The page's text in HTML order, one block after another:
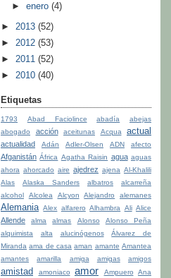
►enero(4)
► 2013 (52)
► 2012 (53)
► 2011 (52)
► 2010 (40)
Etiquetas
1793 Abad Faciolince abadía
abejas
abogado
acción aceitunas Acqua actual
actualidad Adán Adler-Olsen ADN afecto
Afganistán África Agatha Raisin agua aguas
ahora ahorcado aire ajedrez ajena Al-Khalili
Alas
Alaska Sanders albatros
alcarreña
alcohol
Alcolea Alcyon Alejandro alemanes
Alemania Alex alfarero Alhambra Ali Alice
Allende alma almas Alonso
Alonso Peña
alquimista
alta alucinógenos
Álvarez de
Miranda ama de casa aman amante Amantea
amantes
amarilla amiga amigas amigos
amistad amoniaco amor Ampuero
Ana